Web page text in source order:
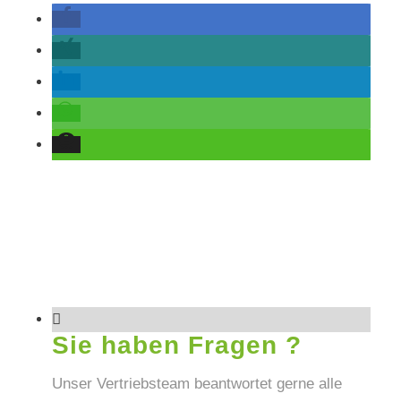
Sie haben Fragen ?
Unser Vertriebsteam beantwortet gerne alle